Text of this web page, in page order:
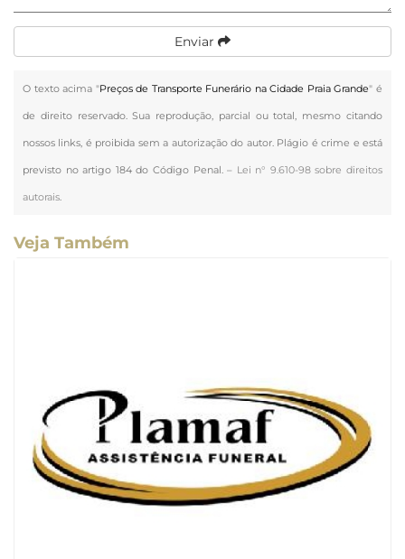
Enviar
O texto acima "Preços de Transporte Funerário na Cidade Praia Grande" é
de direito reservado. Sua reprodução, parcial ou total, mesmo citando
nossos links, é proibida sem a autorização do autor. Plágio é crime e está
previsto no artigo 184 do Código Penal. – Lei n° 9.610-98 sobre direitos
autorais.
Veja Também